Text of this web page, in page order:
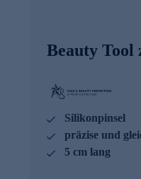
Beauty Tool
Silikonpinsel
präzise und
5 cm lang